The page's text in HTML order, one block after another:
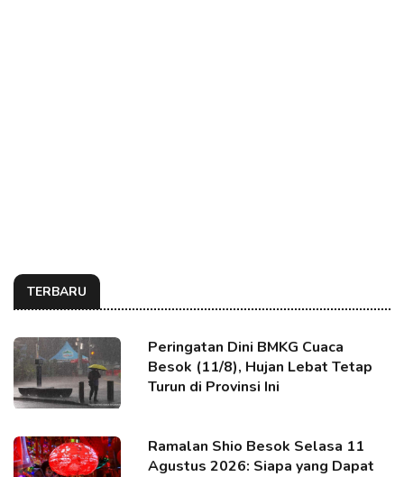
TERBARU
Peringatan Dini BMKG Cuaca
Besok (11/8), Hujan Lebat Tetap
Turun di Provinsi Ini
Ramalan Shio Besok Selasa 11
Agustus 2026: Siapa yang Dapat